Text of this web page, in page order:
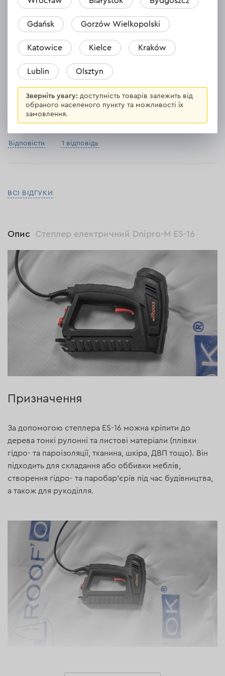
Відповісти 1 відповідь
Aleksander
Bardzo dobry zszywacz. Sprawnie poszło obijanie łóżka i pufy.
Nie zacina
Відповісти 1 відповідь
ВСІ ВІДГУКИ
Опис Степлер електричний Dnipro-M ES-16
Призначення
За допомогою степлера ES-16 можна кріпити до
дерева тонкі рулонні та листові матеріали (плівки
гідро- та пароізоляції, тканина, шкіра, ДВП тощо). Він
підходить для складання або оббивки меблів,
створення гідро- та паробар'єрів під час будівництва,
а також для рукоділля.
Gdańsk Gorzów Wielkopolski
Katowice Kielce Kraków
Lublin Olsztyn
Зверніть увагу: доступність товарів залежить від
обраного населеного пункту та можливості їх
замовлення.